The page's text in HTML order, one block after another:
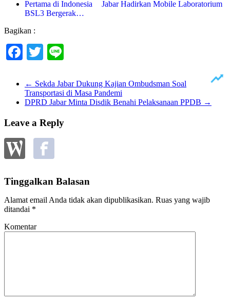
Jabar Hadirkan Mobile Laboratorium
BSL3 Bergerak…
Bagikan :
Facebook
Twitter
← Sekda Jabar Dukung Kajian Ombudsman Soal
Transportasi di Masa Pandemi
DPRD Jabar Minta Disdik Benahi Pelaksanaan PPDB →
Leave a Reply
Tinggalkan Balasan
Alamat email Anda tidak akan dipublikasikan. Ruas yang wajib
ditandai *
Komentar